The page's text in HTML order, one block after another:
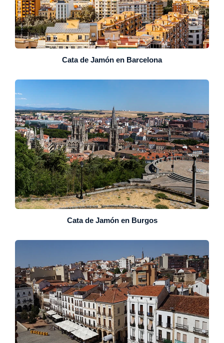
Cata de Jamón en Barcelona
Cata de Jamón en Burgos